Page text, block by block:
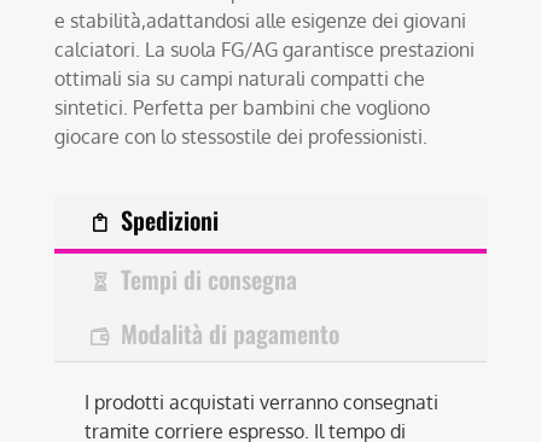
e stabilità,adattandosi alle esigenze dei giovani
calciatori. La suola FG/AG garantisce prestazioni
ottimali sia su campi naturali compatti che
sintetici. Perfetta per bambini che vogliono
giocare con lo stessostile dei professionisti.
Spedizioni
Tempi di consegna
Modalità di pagamento
I prodotti acquistati verranno consegnati
tramite corriere espresso. Il tempo di